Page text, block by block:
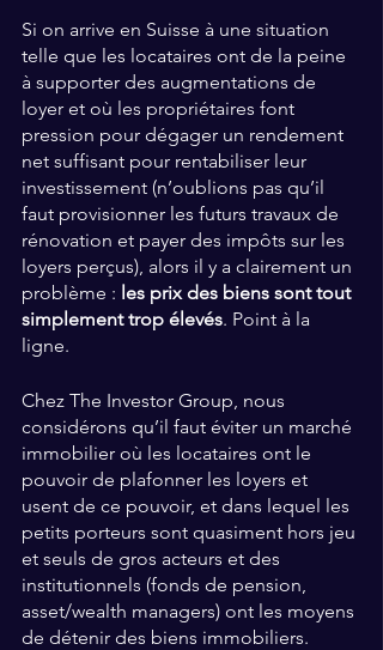
Si on arrive en Suisse à une situation
telle que les locataires ont de la peine
à supporter des augmentations de
loyer et où les propriétaires font
pression pour dégager un rendement
net suffisant pour rentabiliser leur
investissement (n’oublions pas qu’il
faut provisionner les futurs travaux de
rénovation et payer des impôts sur les
loyers perçus), alors il y a clairement un
problème : les prix des biens sont tout
simplement trop élevés. Point à la
ligne.
Chez The Investor Group, nous
considérons qu’il faut éviter un marché
immobilier où les locataires ont le
pouvoir de plafonner les loyers et
usent de ce pouvoir, et dans lequel les
petits porteurs sont quasiment hors jeu
et seuls de gros acteurs et des
institutionnels (fonds de pension,
asset/wealth managers) ont les moyens
de détenir des biens immobiliers.